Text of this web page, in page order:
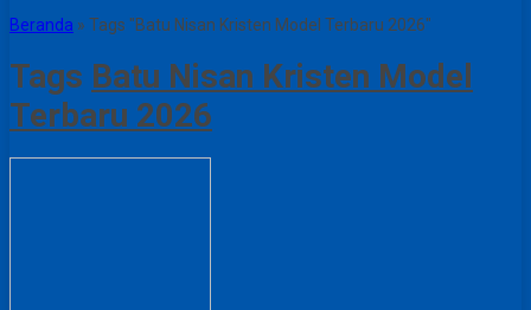
Beranda » Tags "Batu Nisan Kristen Model Terbaru 2026"
Tags Batu Nisan Kristen Model
Terbaru 2026